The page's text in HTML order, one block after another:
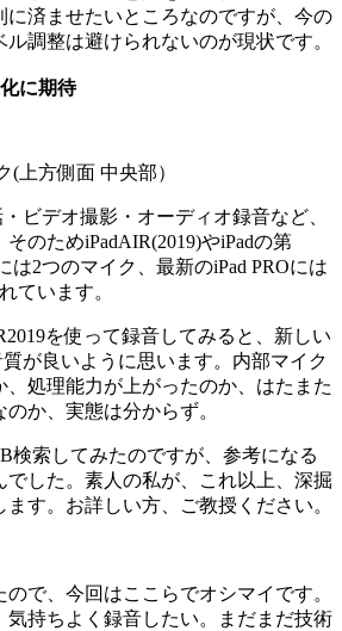
に済ませたいところなのですが、今の
調整は避けられないのが現状です。
に期待
(上方側面 中央部）
ビデオ撮影・オーディオ録音など、
のためiPadAIR(2019)やiPadの第
は2つのマイク、最新のiPad PROには
ています。
を使って録音してみると、新しい
が良いように思います。内部マイク
処理能力が上がったのか、はたまた
か、実態は分からず。
検索してみたのですが、参考になる
でした。素人の私が、これ以上、深掘
す。お詳しい方、ご教授ください。
で、今回はここらでオシマイです。
気持ちよく録音したい。まだまだ技術